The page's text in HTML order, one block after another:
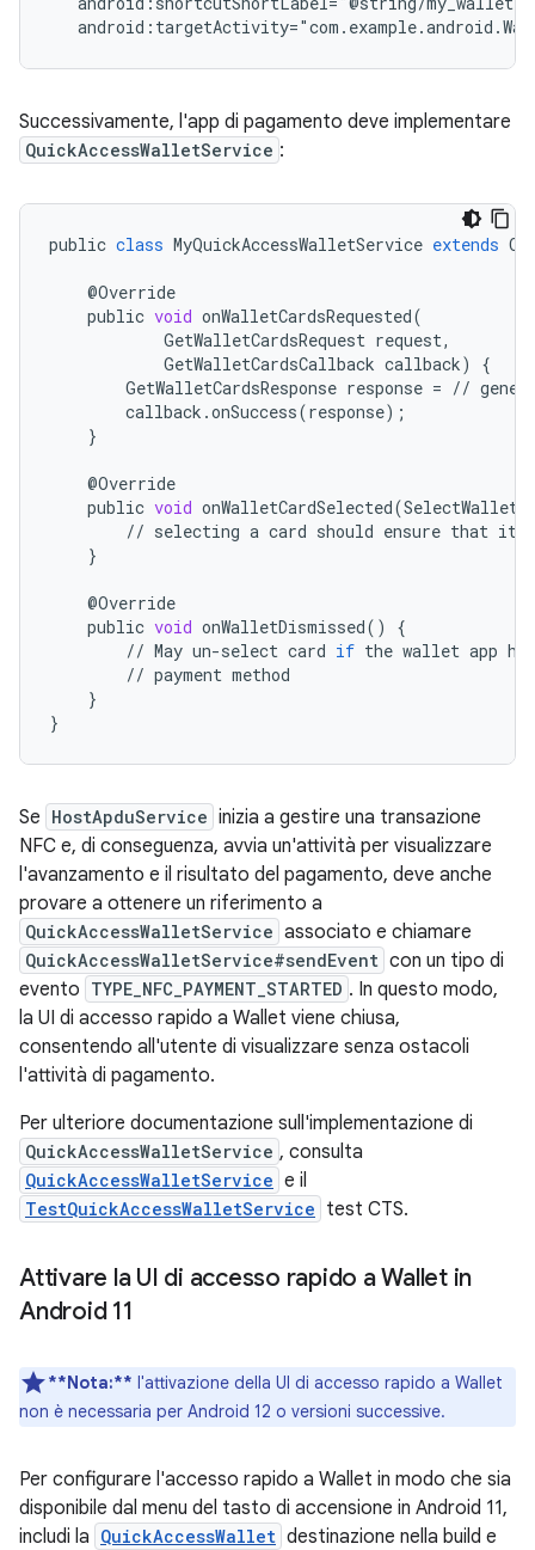
Successivamente, l'app di pagamento deve implementare
QuickAccessWalletService :
public class MyQuickAccessWalletService extends
@Override
public void onWalletCardsRequested(
GetWalletCardsRequest request,
GetWalletCardsCallback callback)
{
GetWalletCardsResponse response = //
callback .onSuccess(response);
}
@Override
public void onWalletCardSelected(
// selecting a card should ensure that it
}
@Override
public void onWalletDismissed()
{
// May un-select card if the wallet app has
// payment method
}
}
Se HostApduService inizia a gestire una transazione
NFC e, di conseguenza, avvia un'attività per visualizzare
l'avanzamento e il risultato del pagamento, deve anche
provare a ottenere un riferimento a
QuickAccessWalletService associato e chiamare
QuickAccessWalletService#sendEvent con un tipo di
evento TYPE_NFC_PAYMENT_STARTED . In questo modo,
la UI di accesso rapido a Wallet viene chiusa,
consentendo all'utente di visualizzare senza ostacoli
l'attività di pagamento.
Per ulteriore documentazione sull'implementazione di
QuickAccessWalletService , consulta
QuickAccessWalletService e il
TestQuickAccessWalletService test CTS.
Attivare la UI di accesso rapido a Wallet in
Android 11
**Nota:** l'attivazione della UI di accesso rapido a Wallet
non è necessaria per Android 12 o versioni successive.
Per configurare l'accesso rapido a Wallet in modo che sia
disponibile dal menu del tasto di accensione in Android 11,
includi la QuickAccessWallet destinazione nella build e